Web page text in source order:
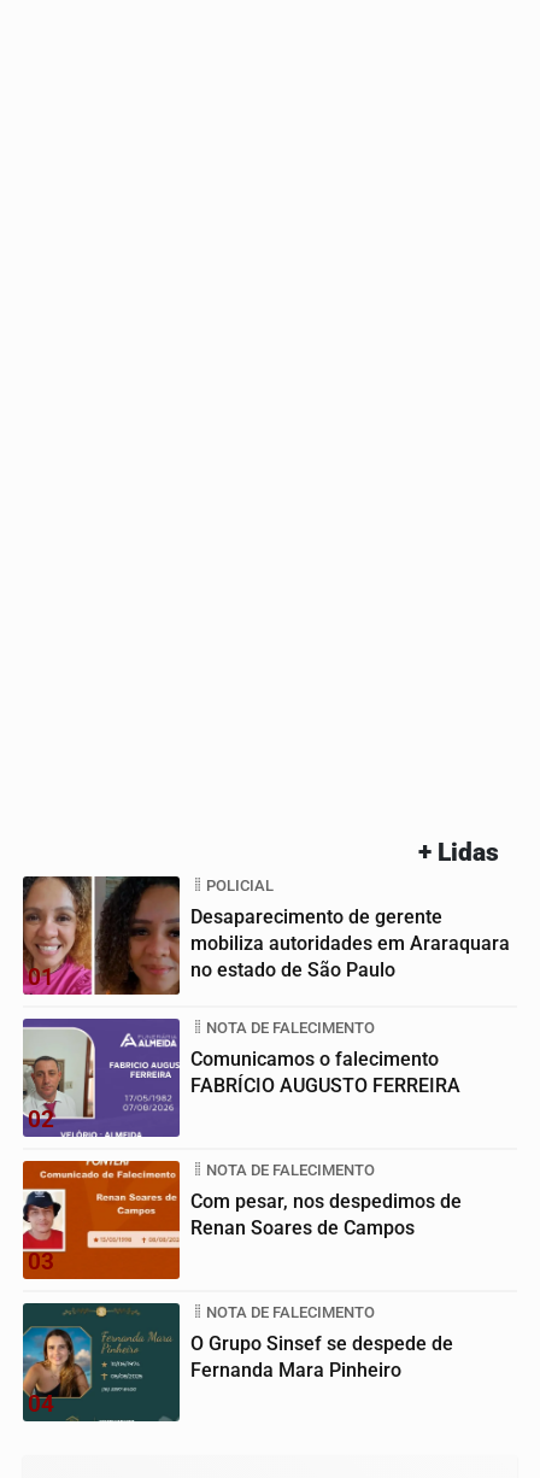
+ Lidas
01
POLICIAL
Desaparecimento de gerente
mobiliza autoridades em Araraquara
no estado de São Paulo
02
NOTA DE FALECIMENTO
Comunicamos o falecimento
FABRÍCIO AUGUSTO FERREIRA
03
NOTA DE FALECIMENTO
Com pesar, nos despedimos de
Renan Soares de Campos
04
NOTA DE FALECIMENTO
O Grupo Sinsef se despede de
Fernanda Mara Pinheiro